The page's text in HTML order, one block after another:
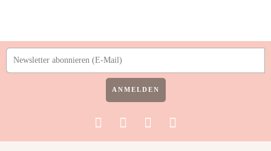
E-
Mail
ANMELDEN
F
c
I
s
T
i
Y
l